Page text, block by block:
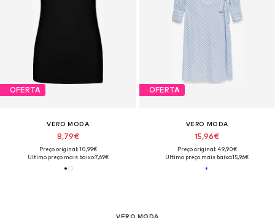
OFERTA
VERO MODA
8,79€
Preço original: 10,99€
Último preço mais baixo:7,69€
OFERTA
VERO MODA
15,96€
Preço original: 49,90€
Último preço mais baixo:15,96€
VERO MODA